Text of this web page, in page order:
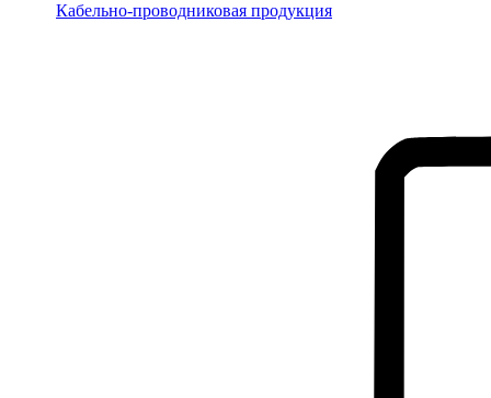
Кабельно-проводниковая продукция